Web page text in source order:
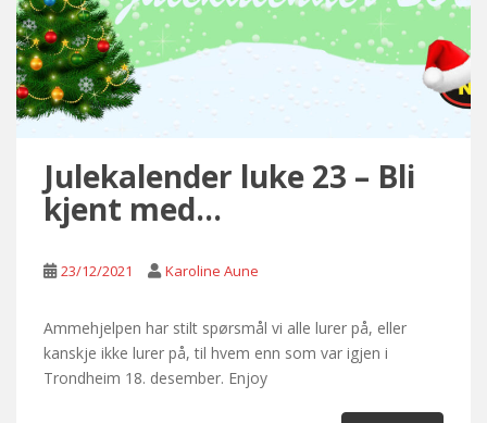
Julekalender luke 23 – Bli
kjent med…
23/12/2021 Karoline Aune
Ammehjelpen har stilt spørsmål vi alle lurer på, eller
kanskje ikke lurer på, til hvem enn som var igjen i
Trondheim 18. desember. Enjoy